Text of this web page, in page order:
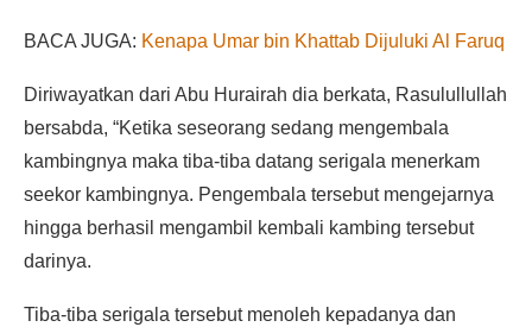
BACA JUGA: Kenapa Umar bin Khattab Dijuluki Al Faruq
Diriwayatkan dari Abu Hurairah dia berkata, Rasulullullah
bersabda, “Ketika seseorang sedang mengembala
kambingnya maka tiba-tiba datang serigala menerkam
seekor kambingnya. Pengembala tersebut mengejarnya
hingga berhasil mengambil kembali kambing tersebut
darinya.
Tiba-tiba serigala tersebut menoleh kepadanya dan